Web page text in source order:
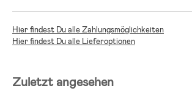
Hier findest Du alle Zahlungsmöglichkeiten
Hier findest Du alle Lieferoptionen
Zuletzt angesehen